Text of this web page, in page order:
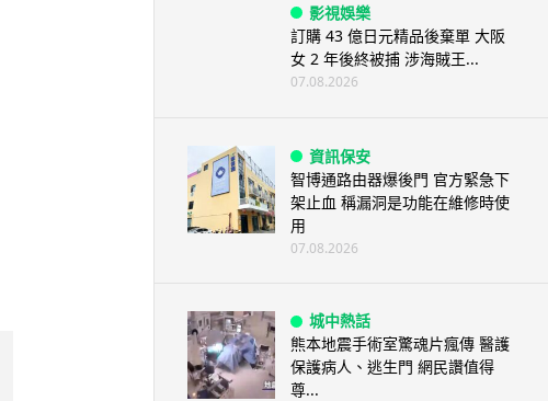
影視娛樂
訂購 43 億日元精品後棄單 大阪
女 2 年後終被捕 涉海賊王...
07.08.2026
資訊保安
智博通路由器爆後門 官方緊急下
架止血 稱漏洞是功能在維修時使
用
07.08.2026
城中熱話
熊本地震手術室驚魂片瘋傳 醫護
保護病人、逃生門 網民讚值得
尊...